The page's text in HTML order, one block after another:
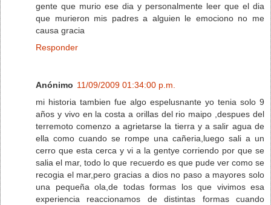
gente que murio ese dia y personalmente leer que el dia
que murieron mis padres a alguien le emociono no me
causa gracia
Responder
Anónimo 11/09/2009 01:34:00 p.m.
mi historia tambien fue algo espelusnante yo tenia solo 9
años y vivo en la costa a orillas del rio maipo ,despues del
terremoto comenzo a agrietarse la tierra y a salir agua de
ella como cuando se rompe una cañeria,luego sali a un
cerro que esta cerca y vi a la gentye corriendo por que se
salia el mar, todo lo que recuerdo es que pude ver como se
recogia el mar,pero gracias a dios no paso a mayores solo
una pequeña ola,de todas formas los que vivimos esa
experiencia reaccionamos de distintas formas cuando